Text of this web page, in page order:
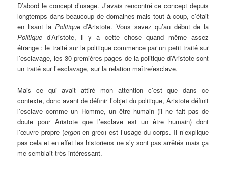
D’abord le concept d’usage. J’avais rencontré ce concept depuis
longtemps dans beaucoup de domaines mais tout à coup, c’était
en lisant la Politiqued’Aristote. Vous savez qu’au début de la
Politique d’Aristote, il y a cette chose quand même assez
étrange : le traité sur la politique commence par un petit traité sur
l’esclavage, les 30 premières pages de la politique d’Aristote sont
un traité sur l’esclavage, sur la relation maître/esclave.
Mais ce qui avait attiré mon attention c’est que dans ce
contexte, donc avant de définir l’objet du politique, Aristote définit
l’esclave comme un Homme, un être humain (il ne fait pas de
doute pour Aristote que l’esclave est un être humain) dont
l’œuvre propre (ergonen grec) est l’usage du corps. Il n’explique
pas cela et en effet les historiens ne s’y sont pas arrêtés mais ça
me semblait très intéressant.